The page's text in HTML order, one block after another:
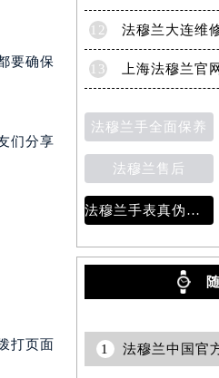
要确保
们分享
打页面
12
13
法穆兰手全面保养
法穆兰售后
法穆兰手表真伪鉴别
1